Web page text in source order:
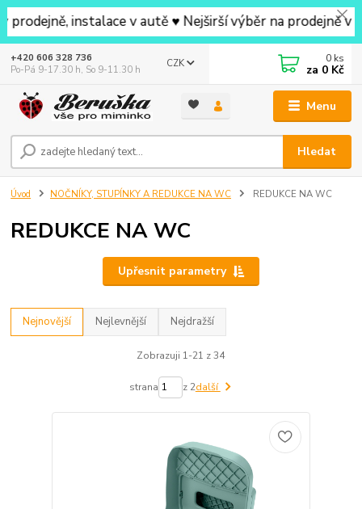
instalace v autě ♥ Nejširší výběr na prodejně v
Menu
CZK
Hledat
+420 606 328 736
Po-Pá 9-17.30 h, So 9-11.30 h
0 ks
za 0 Kč
Úvod NOČNÍKY, STUPÍNKY A REDUKCE NA WC REDUKCE NA WC
REDUKCE NA WC
Upřesnit parametry
Nejnovější Nejlevnější Nejdražší
Zobrazuji 1-21 z 34
strana z 2další